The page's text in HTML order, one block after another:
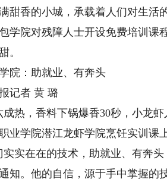
甜香的小城，承载着人们对生活
学院对残障人士开设免费培训课
。
：助就业、有奔头
者 黄 璐
，香料下锅爆香30秒，小龙虾
业学院潜江龙虾学院烹饪实训课
在在的技术，助就业、有奔头
知。他的自信，源于手中掌握的